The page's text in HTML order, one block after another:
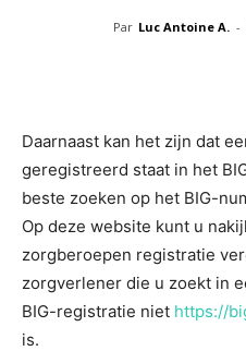
Par Luc Antoine A. -
Daarnaast kan het zijn dat
geregistreerd staat in het
beste zoeken op het BIG-
Op deze website kunt u
zorgberoepen registratie
zorgverlener die u zoekt in
BIG-registratie niet https://
is.